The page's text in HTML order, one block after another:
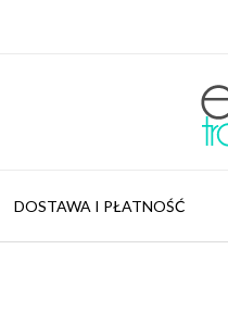
DOSTAWA I PŁATNOŚĆ